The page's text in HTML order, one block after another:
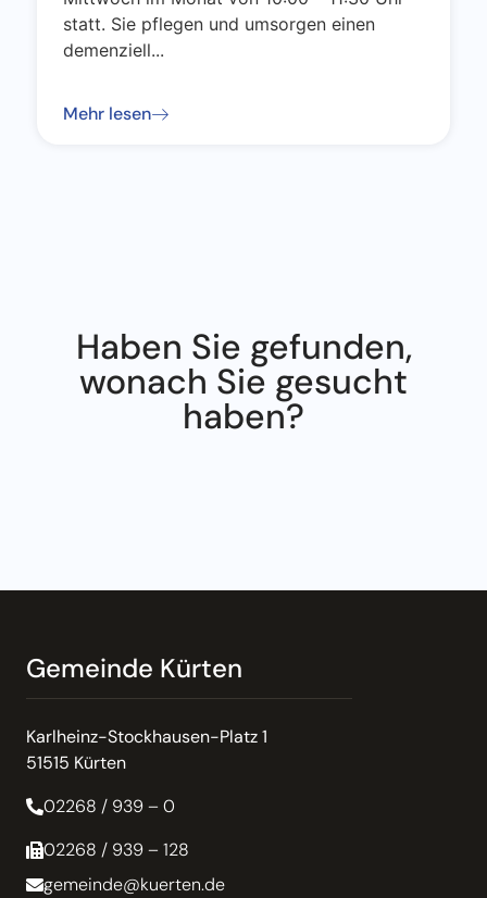
statt. Sie pflegen und umsorgen einen
demenziell...
Mehr lesen
Haben Sie gefunden,
wonach Sie gesucht
haben?
Gemeinde Kürten
Karlheinz-Stockhausen-Platz 1
51515 Kürten
02268 / 939 – 0
02268 / 939 – 128
gemeinde@kuerten.de